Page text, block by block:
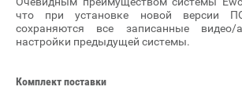
что при установке новой версии
сохраняются все записанные
настройки предыдущей системы.
Комплект поставки